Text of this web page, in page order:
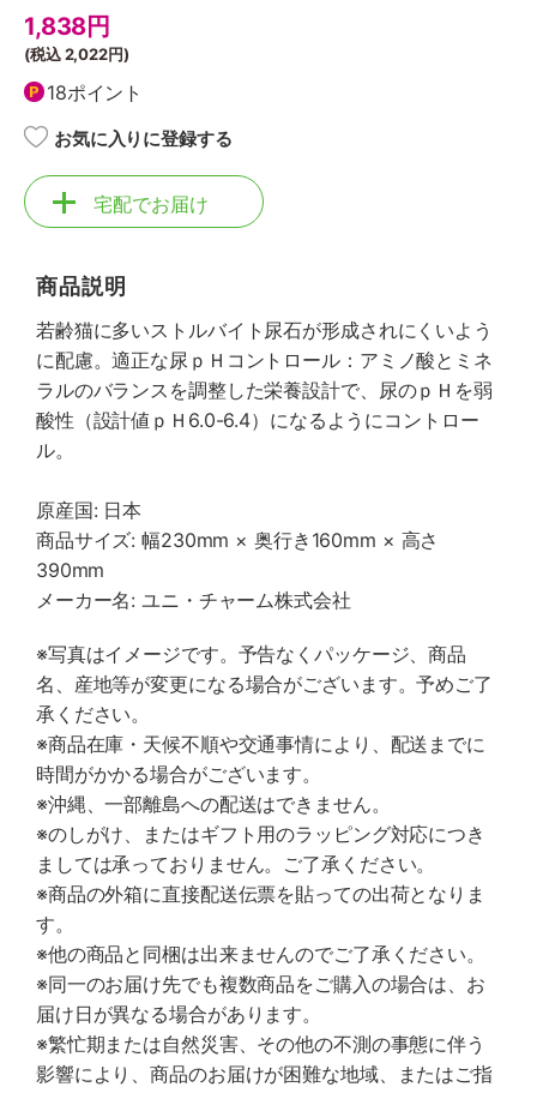
1,838円
(税込2,022円)
18ポイント
お気に入りに登録する
宅配でお届け
商品説明
若齢猫に多いストルバイト尿石が形成されにくいよう
に配慮。適正な尿ｐＨコントロール：アミノ酸とミネ
ラルのバランスを調整した栄養設計で、尿のｐＨを弱
酸性（設計値ｐＨ6.0-6.4）になるようにコントロー
ル。
原産国: 日本
商品サイズ: 幅230mm × 奥行き160mm × 高さ
390mm
メーカー名: ユニ・チャーム株式会社
※写真はイメージです。予告なくパッケージ、商品
名、産地等が変更になる場合がございます。予めご了
承ください。
※商品在庫・天候不順や交通事情により、配送までに
時間がかかる場合がございます。
※沖縄、一部離島への配送はできません。
※のしがけ、またはギフト用のラッピング対応につき
ましては承っておりません。ご了承ください。
※商品の外箱に直接配送伝票を貼っての出荷となりま
す。
※他の商品と同梱は出来ませんのでご了承ください。
※同一のお届け先でも複数商品をご購入の場合は、お
届け日が異なる場合があります。
※繁忙期または自然災害、その他の不測の事態に伴う
影響により、商品のお届けが困難な地域、またはご指